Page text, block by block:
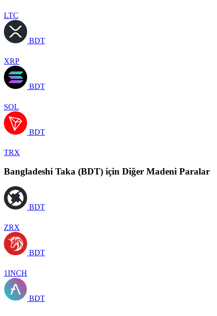
LTC
BDT
XRP
BDT
SOL
BDT
TRX
Bangladeshi Taka (BDT) için Diğer Madeni Paralar
BDT
ZRX
BDT
1INCH
BDT